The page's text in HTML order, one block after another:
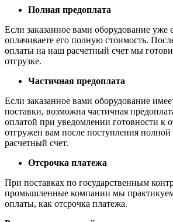
Полная предоплата
Если заказанное вами оборудование уже
оплачиваете его полную стоимость.
оплаты на наш расчетный счет мы
отгрузке.
Частичная предоплата
Если заказанное вами оборудование
поставки, возможна частичная
оплатой при уведомлении готовности к
отгружен вам после поступления
расчетный счет.
Отсрочка платежа
При поставках по государственным
промышленные компании мы
оплаты, как отсрочка платежа.